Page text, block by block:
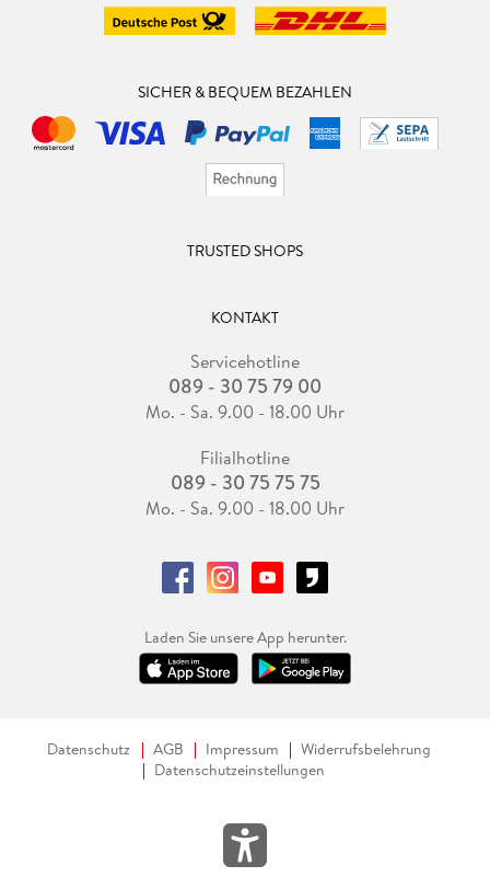
SICHER & BEQUEM BEZAHLEN
TRUSTED SHOPS
KONTAKT
Servicehotline
089 - 30 75 79 00
Mo. - Sa. 9.00 - 18.00 Uhr
Filialhotline
089 - 30 75 75 75
Mo. - Sa. 9.00 - 18.00 Uhr
Laden Sie unsere App herunter.
Datenschutz AGB Impressum
Widerrufsbelehrung
Datenschutzeinstellungen